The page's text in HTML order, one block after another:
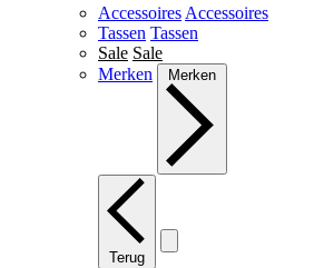
Accessoires Accessoires
Tassen Tassen
Sale Sale
Merken
Merken
Terug